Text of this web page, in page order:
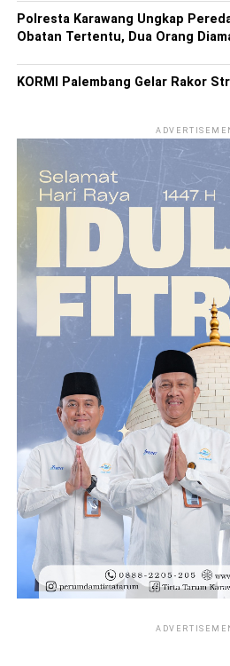
Polresta Karawang Ungkap
Obatan Tertentu, Dua Orang
KORMI Palembang Gelar Rakor